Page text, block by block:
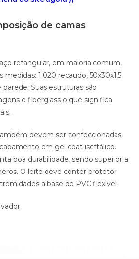
de camas
retangular, em maioria comum,
1.020 recaudo, 50x30x1,5
Suas estruturas são
e fiberglass o que significa
devem ser confeccionadas
em gel coat isoftálico.
boa durabilidade, sendo superior a
O leito deve conter protetor
a base de PVC flexível.